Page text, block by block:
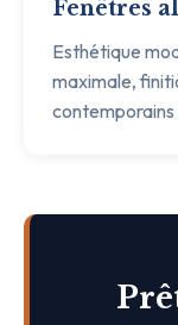
Fenêtres
Esthétique
maximale,
contemporains